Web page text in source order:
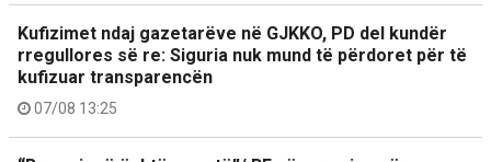
Kufizimet ndaj gazetarëve në GJKKO, PD del kundër
rregullores së re: Siguria nuk mund të përdoret për të
kufizuar transparencën
07/08 13:25